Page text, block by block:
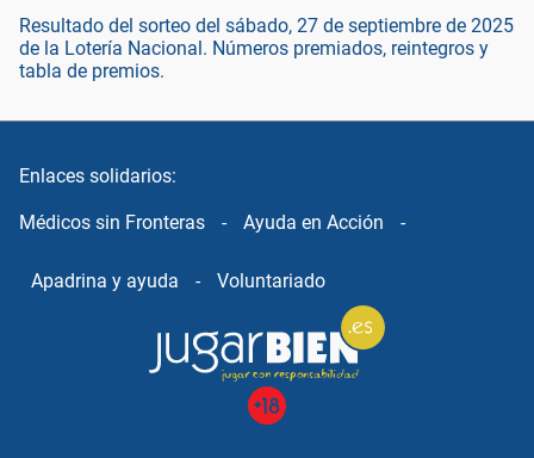
Resultado del sorteo del sábado, 27 de septiembre de 2025
de la Lotería Nacional. Números premiados, reintegros y
tabla de premios.
Enlaces solidarios:
Médicos sin Fronteras - Ayuda en Acción -
Apadrina y ayuda - Voluntariado